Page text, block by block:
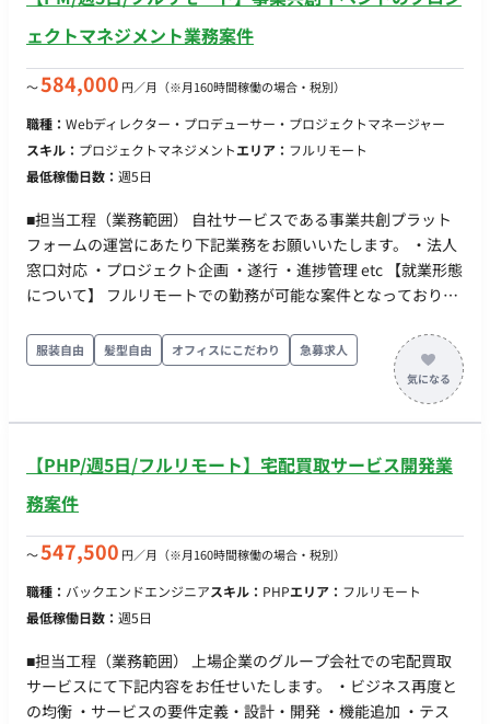
らデータベース設計 ・アプリ、フロントエンドエンジニアと協
Ruby,JavaScript（node.js）など FW：Laravel、CakePHP、
サーバーなど DB：MySQL,PostgreSQL コミュニケーション：
Slack,Chatwork Wikiツール：Confluence プロジェクト管理ツ
ール：Backlog
ェクトマネジメント業務案件
〜584,000 円／月 （※月160時間稼働の場合・税別）
職種： Webディレクター・プロデューサー・プロジェクトマネージャー
スキル： プロジェクトマネジメントエリア： フルリモート
最低稼働日数： 週5日
■担当工程（業務範囲） 自社サービスである事業共創プラット
フォームの運営にあたり下記業務をお願いいたします。 ・法人
窓口対応 ・プロジェクト企画 ・遂行 ・進捗管理 etc 【就業形態
について】 フルリモートでの勤務が可能な案件となっておりま
があります。 ◆補足◆ スタートアップ企業にとって大きなチャ
ンスとなる事業共創に焦点を当てた、 プラットフォームを運営
ただくことが出来る案件となっており、 経営者との関わりや新
主な開発環境・ツール ・コミュニケーションツール：Slack
服装自由 髪型自由 オフィスにこだわり 急募求人
【PHP/週5日/フルリモート】宅配買取サービス開発業
務案件
〜547,500 円／月 （※月160時間稼働の場合・税別）
職種： バックエンドエンジニアスキル： PHPエリア： フルリモート
最低稼働日数： 週5日
■担当工程（業務範囲） 上場企業のグループ会社での宅配買取
サービスにて下記内容をお任せいたします。 ・ビジネス再度と
の均衡 ・サービスの要件定義・設計・開発 ・機能追加 ・テス